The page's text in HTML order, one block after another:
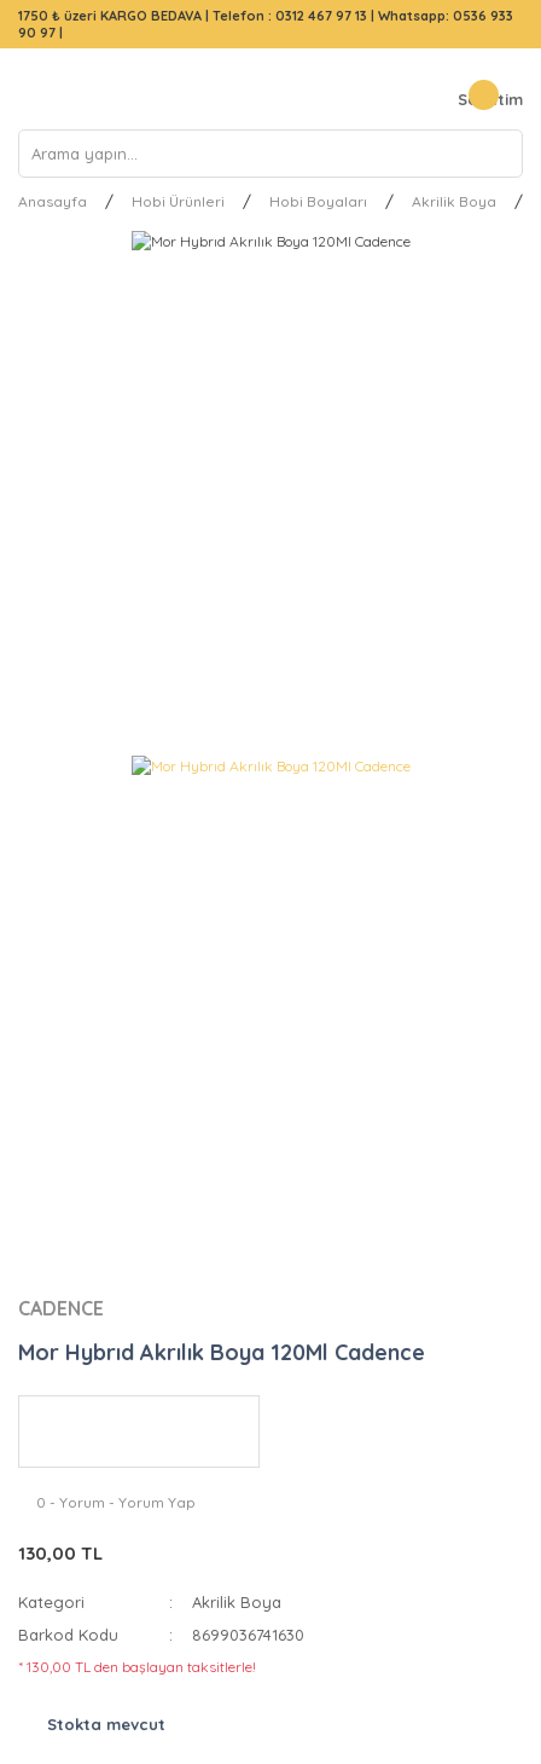
1750 ₺ üzeri KARGO BEDAVA | Telefon : 0312 467 97 13 | Whatsapp: 0536 933
90 97 |
Sepetim
Anasayfa Hobi Ürünleri Hobi Boyaları Akrilik Boya
CADENCE
Mor Hybrıd Akrılık Boya 120Ml Cadence
0 - Yorum - Yorum Yap
130,00 TL
Kategori
Akrilik Boya
Barkod Kodu
8699036741630
* 130,00 TL den başlayan taksitlerle!
Stokta mevcut